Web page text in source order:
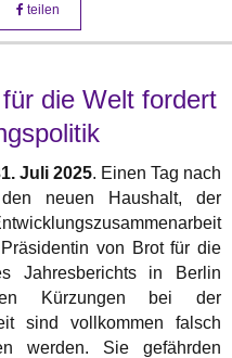
teilen
die Welt fordert
Juli 2025. Einen Tag nach
neuen Haushalt, der
von Brot für die
Jahresberichts in Berlin
Kürzungen bei der
sind vollkommen falsch
werden. Sie gefährden